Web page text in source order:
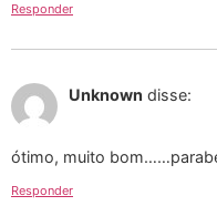
Responder
Unknown disse:
ótimo, muito
Responder